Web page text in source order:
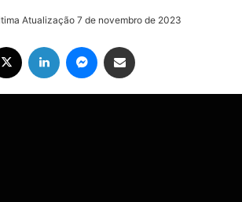
Atualização 7 de novembro de 2023